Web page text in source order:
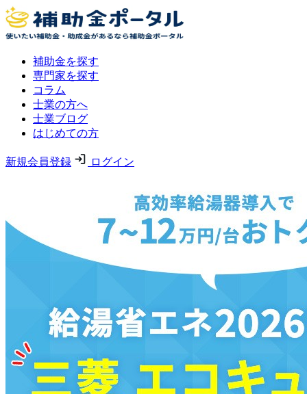
補助金を探す
専門家を探す
コラム
士業の方へ
士業ブログ
はじめての方
新規会員登録 ログイン